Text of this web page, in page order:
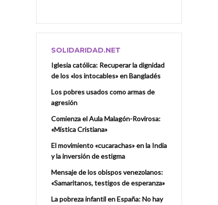
SOLIDARIDAD.NET
Iglesia católica: Recuperar la dignidad
de los «los intocables» en Bangladés
Los pobres usados como armas de
agresión
Comienza el Aula Malagón-Rovirosa:
«Mística Cristiana»
El movimiento «cucarachas» en la India
y la inversión de estigma
Mensaje de los obispos venezolanos:
«Samaritanos, testigos de esperanza»
La pobreza infantil en España: No hay